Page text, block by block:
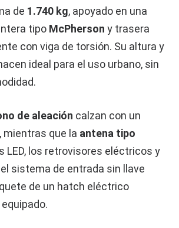
de 1.740 kg, apoyado en una
tipo McPherson y trasera
con viga de torsión. Su altura y
ideal para el uso urbano, sin
de aleación calzan con un
mientras que la antena tipo
LED, los retrovisores eléctricos y
sistema de entrada sin llave
de un hatch eléctrico